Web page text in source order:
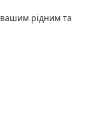
рідним та